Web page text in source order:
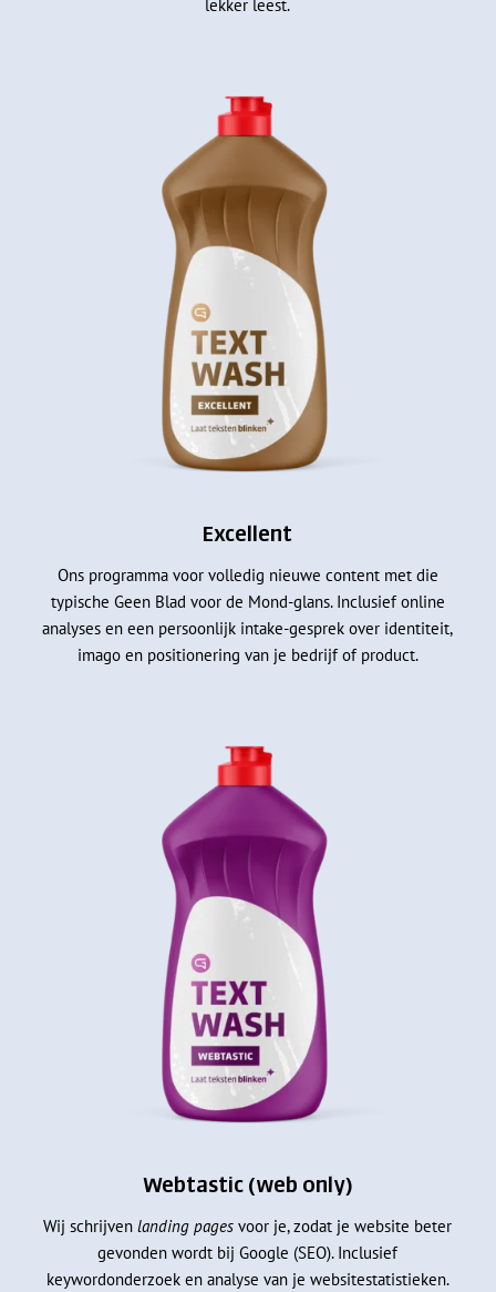
lekker leest.
Excellent
Ons programma voor volledig nieuwe content met die
typische Geen Blad voor de Mond-glans. Inclusief online
analyses en een persoonlijk intake-gesprek over identiteit,
imago en positionering van je bedrijf of product.
Webtastic (web only)
Wij schrijvenlanding pages voor je, zodat je website beter
gevonden wordt bij Google (SEO). Inclusief
keywordonderzoek en analyse van je websitestatistieken.